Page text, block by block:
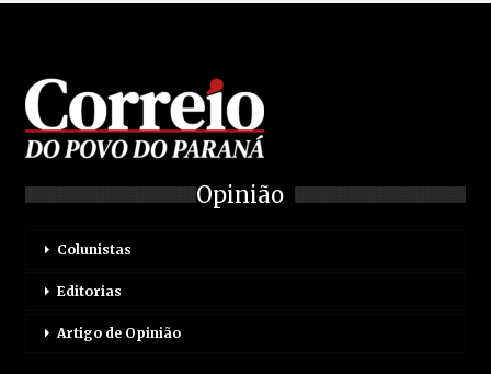
Opinião
Colunistas
Editorias
Artigo de Opinião